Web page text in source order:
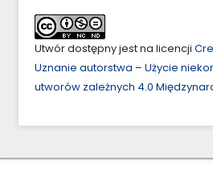
Utwór dostępny jest na licencji
Uznanie autorstwa – Użycie
utworów zależnych 4.0